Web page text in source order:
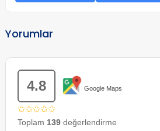
Yorumlar
4.8 Google Maps
✩✩✩✩✩
Toplam 139değerlendirme